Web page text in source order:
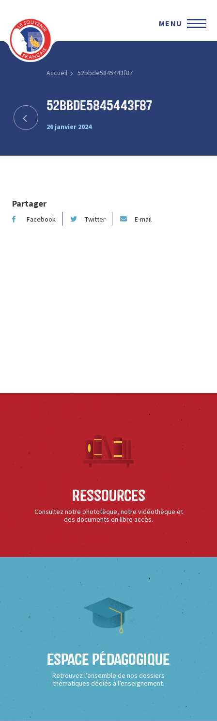
MENU
Accueil 52bbde5845443f87
52bbde5845443f87
26 janvier 2024
Partager
Facebook Twitter E-mail
Ressources
Consultez notre phototèque, notre vidéothèque et
des documents en libre accès.
Espace Pédagogique
Retrouvez l’ensemble de nos dossiers
thématiques dédiés à l’enseignement.